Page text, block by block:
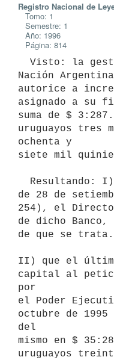
Registro Nacional de
Tomo: 1
Semestre: 1
Año: 1996
Página: 814
Nación
autorice a
asignado a su
suma de $
uruguayos tres
ochenta y
siete mil
de 28 de
254), el
de dicho
de que se trata.
II) que el
capital al
por
el Poder
octubre de
del
mismo en $
uruguayos